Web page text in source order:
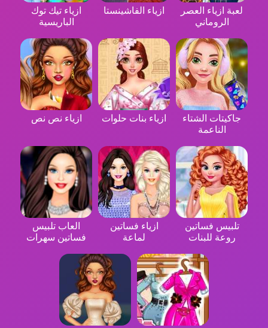
لعبة ازياء العصر
الروماني
ازياء الفاشينستا
ازياء تيك توك
الباريسية
جاكيتات الشتاء
الناعمة
ازياء بنات حلوات ازياء نص نص
تلبيس فساتين
روعة للبنات
ازياء فساتين
لماعة
العاب تلبيس
فساتين سهرات